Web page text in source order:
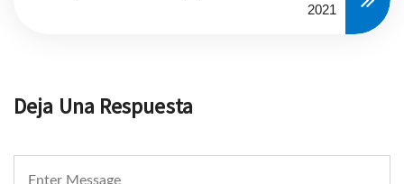
2021
Deja Una Respuesta